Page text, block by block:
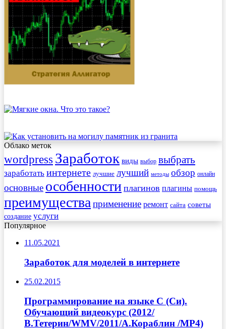
Облако меток
wordpress Заработок виды выбор выбрать
заработать интернете лучшие лучший методы обзор онлайн
основные особенности плагинов плагины помощь
преимущества применение ремонт сайта советы
создание услуги
Популярное
11.05.2021
Заработок для моделей в интернете
25.02.2015
Программирование на языке C (Си).
Обучающий видеокурс (2012/
В.Тетерин/WMV/2011/А.Кораблин /MP4)